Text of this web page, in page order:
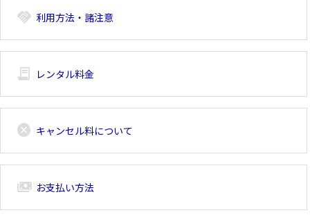
handshake 利用方法・諸注意
receipt_long レンタル料金
cancel キャンセル料について
payments お支払い方法